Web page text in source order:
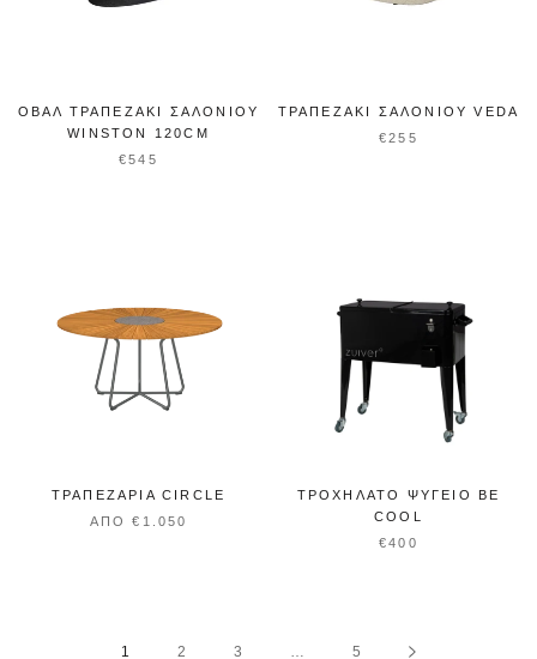
ΟΒΆΛ ΤΡΑΠΕΖΆΚΙ ΣΑΛΟΝΙΟΎ
WINSTON 120CM
€545
ΤΡΑΠΕΖΆΚΙ ΣΑΛΟΝΙΟΎ VEDA
€255
ΤΡΑΠΕΖΑΡΊΑ CIRCLE
ΑΠΌ €1.050
ΤΡΟΧΉΛΑΤΟ ΨΥΓΕΊΟ BE
COOL
€400
1 2 3 … 5